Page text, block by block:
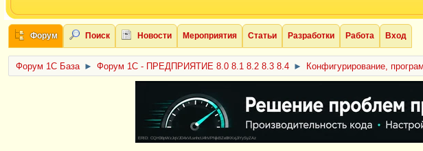
Форум Поиск Новости Мероприятия Статьи Разработки Работа Вход
Форум 1C База ► Форум 1С - ПРЕДПРИЯТИЕ 8.0 8.1 8.2 8.3 8.4 ► Конфигурирование,
ERID: CQH36pWzJqVJD4xVLsnhcU4hVPNjkBZe8KKxjJiYySyZAz